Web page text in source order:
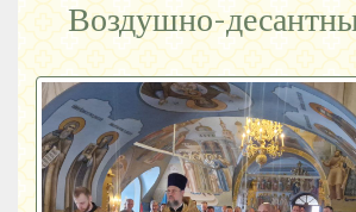
Воздушно-